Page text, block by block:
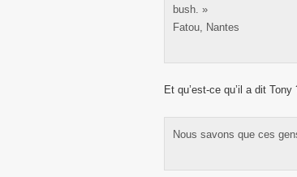
bush. »
Fatou, Nantes
Et qu’est-ce qu’il a dit
Nous savons que ces